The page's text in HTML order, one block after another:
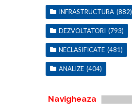
INFRASTRUCTURA (882)
DEZVOLTATORI (793)
NECLASIFICATE (481)
ANALIZE (404)
Navigheaza